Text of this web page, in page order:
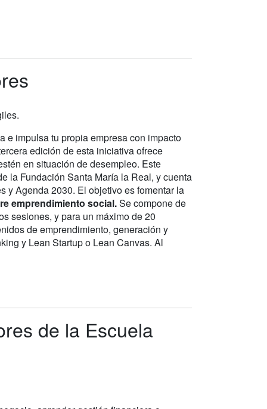
e impulsa tu propia empresa con impacto
edición de esta iniciativa ofrece
en situación de desempleo. Este
la Fundación Santa María la Real, y cuenta
y Agenda 2030. El objetivo es fomentar la
emprendimiento social.Se compone de
sesiones, y para un máximo de 20
de emprendimiento, generación y
y Lean Startup o Lean Canvas. Al
de la Escuela